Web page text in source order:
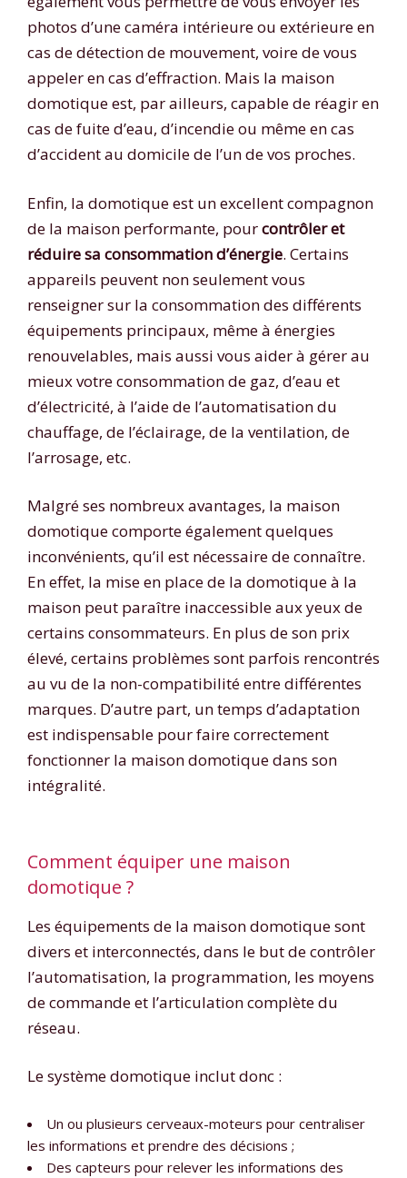
photos d’une caméra intérieure ou extérieure en
cas de détection de mouvement, voire de vous
appeler en cas d’effraction. Mais la maison
domotique est, par ailleurs, capable de réagir en
cas de fuite d’eau, d’incendie ou même en cas
d’accident au domicile de l’un de vos proches.
Enfin, la domotique est un excellent compagnon
de la maison performante, pourcontrôler et
réduire sa consommation d’énergie. Certains
appareils peuvent non seulement vous
renseigner sur la consommation des différents
équipements principaux, même à énergies
renouvelables, mais aussi vous aider à gérer au
mieux votre consommation de gaz, d’eau et
d’électricité, à l’aide de l’automatisation du
chauffage, de l’éclairage, de la ventilation, de
l’arrosage, etc.
Malgré ses nombreux avantages, la maison
domotique comporte également quelques
inconvénients, qu’il est nécessaire de connaître.
En effet, la mise en place de la domotique à la
maison peut paraître inaccessible aux yeux de
certains consommateurs. En plus de son prix
élevé, certains problèmes sont parfois rencontrés
au vu de la non-compatibilité entre différentes
marques. D’autre part, un temps d’adaptation
est indispensable pour faire correctement
fonctionner la maison domotique dans son
intégralité.
Comment équiper une maison
domotique ?
Les équipements de la maison domotique sont
divers et interconnectés, dans le but de contrôler
l’automatisation, la programmation, les moyens
de commande et l’articulation complète du
réseau.
Le système domotique inclut donc :
Un ou plusieurs cerveaux-moteurs pour centraliser
les informations et prendre des décisions ;
Des capteurs pour relever les informations des